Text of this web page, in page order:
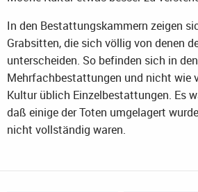
In den Bestattungskammern zeigen
Grabsitten, die sich völlig von denen
unterscheiden. So befinden sich in
Mehrfachbestattungen und nicht wie
Kultur üblich Einzelbestattungen. Es
daß einige der Toten umgelagert
nicht vollständig waren.